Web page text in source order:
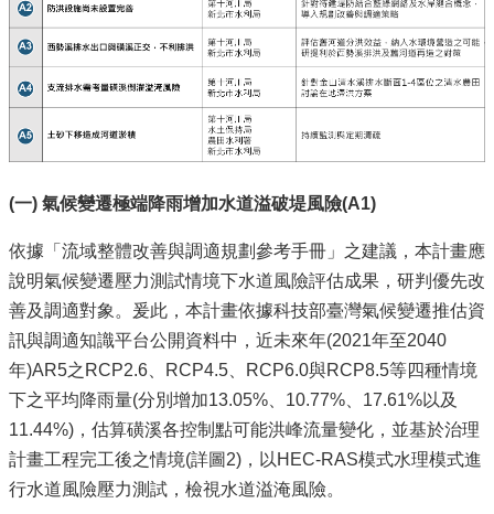
(一) 氣候變遷極端降雨增加水道溢破堤風險(A1)
依據「流域整體改善與調適規劃參考手冊」之建議，本計畫應
說明氣候變遷壓力測試情境下水道風險評估成果，研判優先改
善及調適對象。爰此，本計畫依據科技部臺灣氣候變遷推估資
訊與調適知識平台公開資料中，近未來年(2021年至2040
年)AR5之RCP2.6、RCP4.5、RCP6.0與RCP8.5等四種情境
下之平均降雨量(分別增加13.05%、10.77%、17.61%以及
11.44%)，估算磺溪各控制點可能洪峰流量變化，並基於治理
計畫工程完工後之情境(詳圖2)，以HEC-RAS模式水理模式進
行水道風險壓力測試，檢視水道溢淹風險。